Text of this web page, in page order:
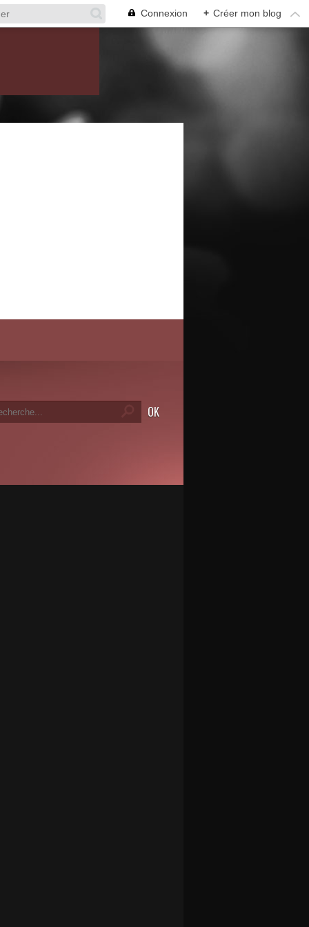
Connexion + Créer mon blog